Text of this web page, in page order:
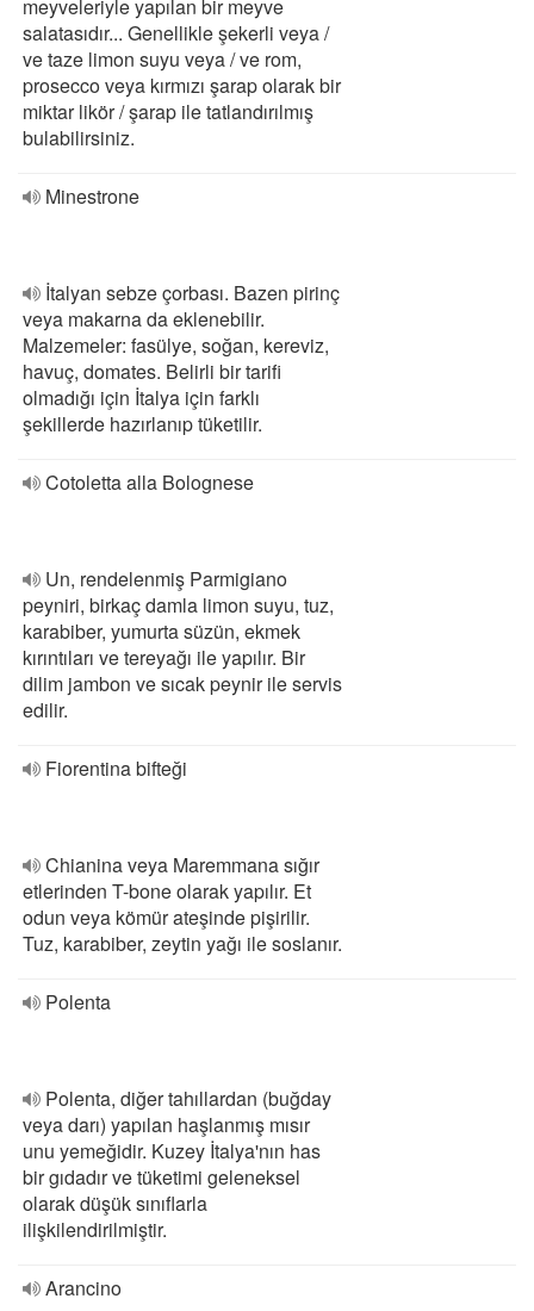
meyveleriyle yapılan bir meyve
salatasıdır... Genellikle şekerli veya /
ve taze limon suyu veya / ve rom,
prosecco veya kırmızı şarap olarak bir
miktar likör / şarap ile tatlandırılmış
bulabilirsiniz.
Minestrone
İtalyan sebze çorbası. Bazen pirinç
veya makarna da eklenebilir.
Malzemeler: fasülye, soğan, kereviz,
havuç, domates. Belirli bir tarifi
olmadığı için İtalya için farklı
şekillerde hazırlanıp tüketilir.
Cotoletta alla Bolognese
Un, rendelenmiş Parmigiano
peyniri, birkaç damla limon suyu, tuz,
karabiber, yumurta süzün, ekmek
kırıntıları ve tereyağı ile yapılır. Bir
dilim jambon ve sıcak peynir ile servis
edilir.
Fiorentina bifteği
Chianina veya Maremmana sığır
etlerinden T-bone olarak yapılır. Et
odun veya kömür ateşinde pişirilir.
Tuz, karabiber, zeytin yağı ile soslanır.
Polenta
Polenta, diğer tahıllardan (buğday
veya darı) yapılan haşlanmış mısır
unu yemeğidir. Kuzey İtalya'nın has
bir gıdadır ve tüketimi geleneksel
olarak düşük sınıflarla
ilişkilendirilmiştir.
Arancino